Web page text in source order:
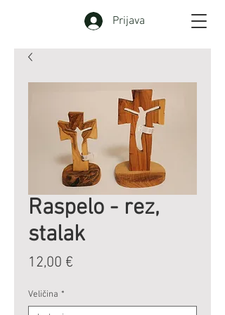
Prijava
Raspelo - rez,
stalak
12,00 €
Veličina *